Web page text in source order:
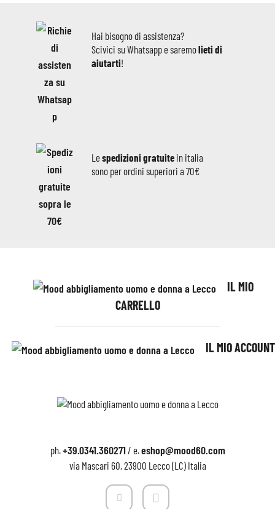
Hai bisogno di assistenza?
Scivici su Whatsapp e saremolieti di
aiutarti!
Lespedizioni gratuite in italia
sono per ordini superiori a 70€
IL MIO
CARRELLO
IL MIO ACCOUNT
ph.+39.0341.360271/ e.eshop@mood60.com
via Mascari 60, 23900 Lecco (LC) Italia